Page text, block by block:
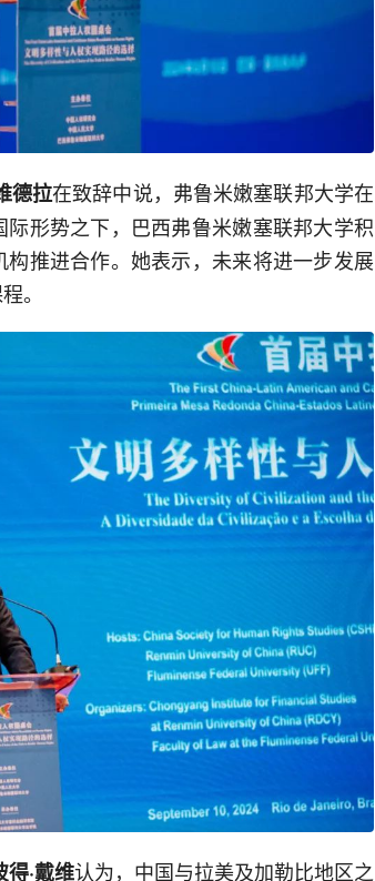
德拉在致辞中说，弗鲁米嫩塞联邦大学在
形势之下，巴西弗鲁米嫩塞联邦大学积
推进合作。她表示，未来将进一步发展
。
·戴维认为，中国与拉美及加勒比地区之